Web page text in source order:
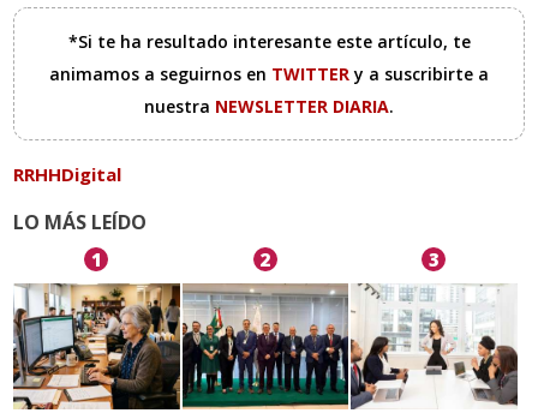
*Si te ha resultado interesante este artículo, te
animamos a seguirnos en TWITTERy a suscribirte a
nuestra NEWSLETTER DIARIA.
RRHHDigital
LO MÁS LEÍDO
1 2 3